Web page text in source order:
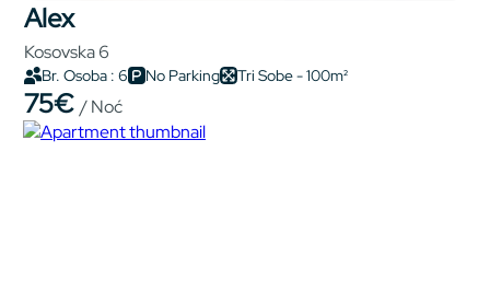
Alex
Kosovska 6
Br. Osoba : 6 No Parking Tri Sobe - 100m²
75€/ Noć